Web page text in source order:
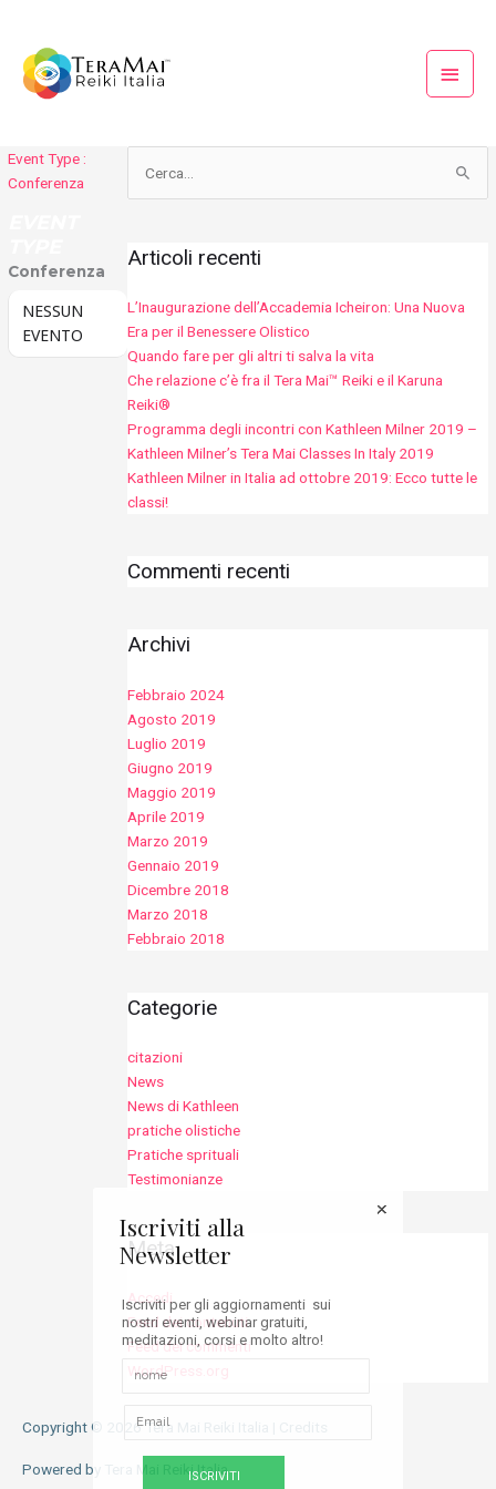
contenuto
Event Type :
Conferenza
Conferenza
NESSUN
EVENTO
Cerca:
Articoli recenti
L’Inaugurazione dell’Accademia Icheiron: Una Nuova
Era per il Benessere Olistico
Quando fare per gli altri ti salva la vita
Che relazione c’è fra il Tera Mai™ Reiki e il Karuna
Reiki®
Programma degli incontri con Kathleen Milner 2019 –
Kathleen Milner’s Tera Mai Classes In Italy 2019
Kathleen Milner in Italia ad ottobre 2019: Ecco tutte le
classi!
Commenti recenti
Archivi
Febbraio 2024
Agosto 2019
Luglio 2019
Giugno 2019
Maggio 2019
Aprile 2019
Marzo 2019
Gennaio 2019
Dicembre 2018
Marzo 2018
Febbraio 2018
Categorie
citazioni
News
News di Kathleen
pratiche olistiche
Pratiche sprituali
Testimonianze
Meta
Accedi
Feed dei contenuti
Feed dei commenti
WordPress.org
Copyright © 2026Tera Mai Reiki Italia
Powered by Tera Mai Reiki Italia
Iscriviti alla
Newsletter
Iscriviti per gli aggiornamenti sui
nostri eventi, webinar gratuiti,
meditazioni, corsi e molto altro!
ISCRIVITI